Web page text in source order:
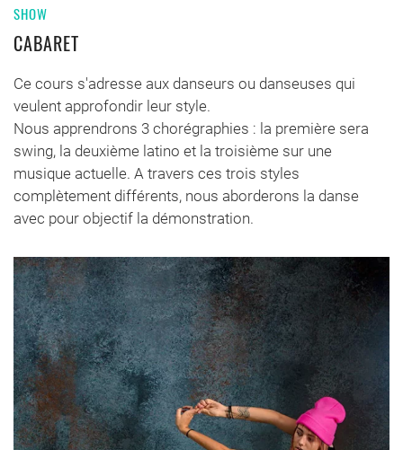
SHOW
CABARET
Ce cours s'adresse aux danseurs ou danseuses qui
veulent approfondir leur style.
Nous apprendrons 3 chorégraphies : la première sera
swing, la deuxième latino et la troisième sur une
musique actuelle. A travers ces trois styles
complètement différents, nous aborderons la danse
avec pour objectif la démonstration.